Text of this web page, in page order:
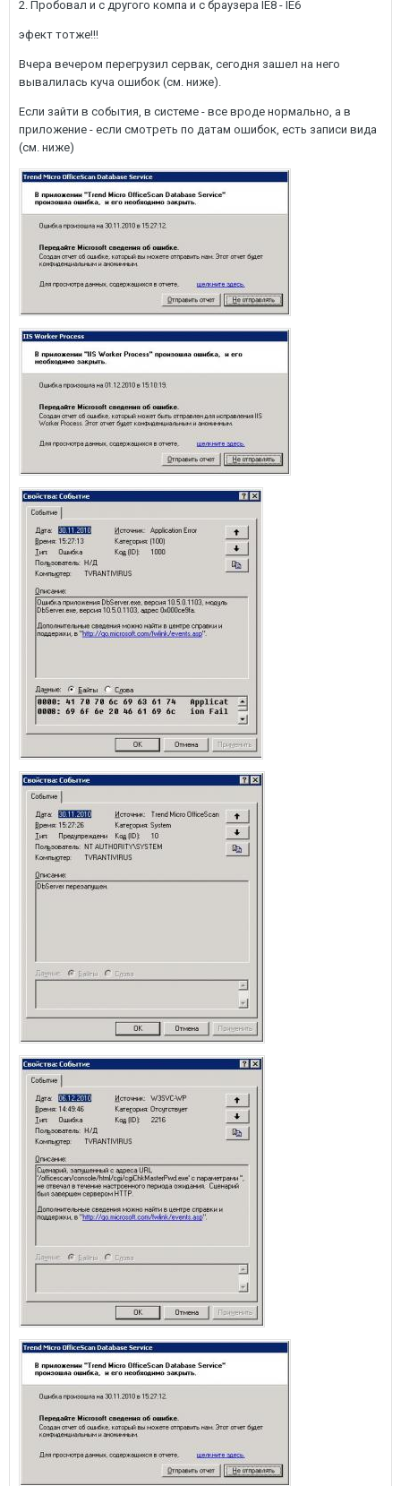
2. Пробовал и с другого компа и с браузера IE8 - IE6
эфект тотже!!!
Вчера вечером перегрузил сервак, сегодня зашел на него
вывалилась куча ошибок (см. ниже).
Если зайти в события, в системе - все вроде нормально, а в
приложение - если смотреть по датам ошибок, есть записи вида
(см. ниже)